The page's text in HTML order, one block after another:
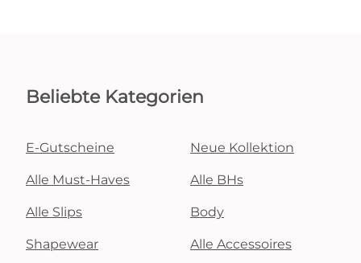
Beliebte Kategorien
E-Gutscheine Neue Kollektion
Alle Must-Haves Alle BHs
Alle Slips Body
Shapewear Alle Accessoires